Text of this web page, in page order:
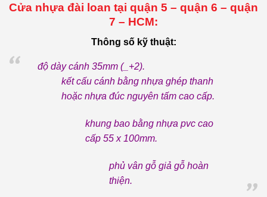
Cửa nhựa đài loan tại quận 5 – quận 6 – quận
7 – HCM:
Thông số kỹ thuật:
độ dày cánh 35mm (_+2).
kết cấu cánh bằng nhựa ghép thanh
hoặc nhựa đúc nguyên tấm cao cấp.
khung bao bằng nhựa pvc cao
cấp 55 x 100mm.
phủ vân gỗ giả gỗ hoàn
thiện.